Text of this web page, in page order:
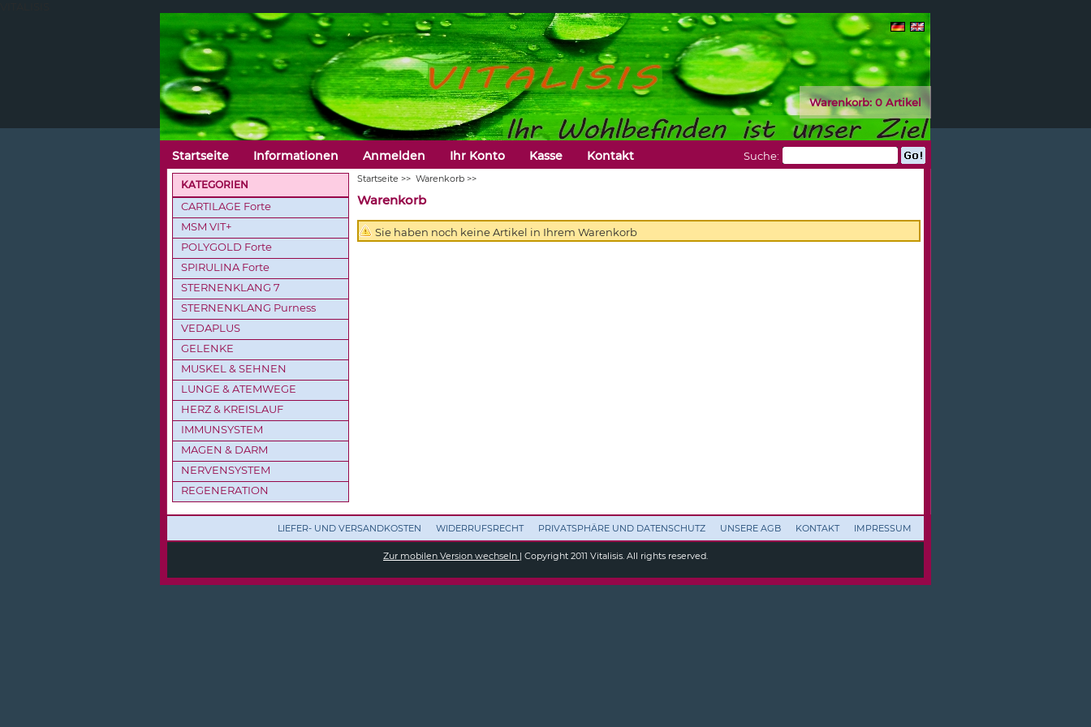
Startseite >> Warenkorb >>
Warenkorb
Sie haben noch keine Artikel in Ihrem Warenkorb
KATEGORIEN
CARTILAGE Forte
MSM VIT+
POLYGOLD Forte
SPIRULINA Forte
STERNENKLANG 7
STERNENKLANG Purness
VEDAPLUS
GELENKE
MUSKEL & SEHNEN
LUNGE & ATEMWEGE
HERZ & KREISLAUF
IMMUNSYSTEM
MAGEN & DARM
NERVENSYSTEM
REGENERATION
LIEFER- UND VERSANDKOSTEN WIDERRUFSRECHT PRIVATSPHÄRE UND DATENSCHUTZ UNSERE AGB KONTAKT IMPRESSUM
Zur mobilen Version wechseln | Copyright 2011 Vitalisis. All rights reserved.
Warenkorb: 0 Artikel
Startseite Informationen Anmelden Ihr Konto Kasse Kontakt Suche: